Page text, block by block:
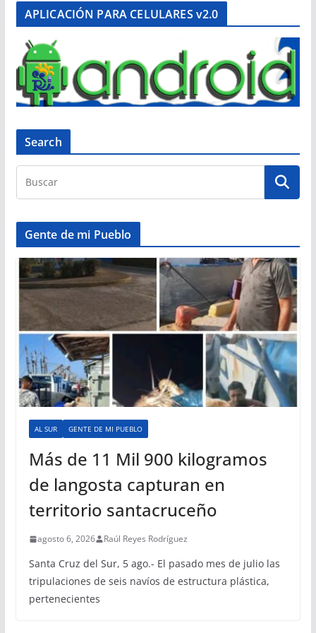
APLICACIÓN PARA CELULARES v2.0
Search
Gente de mi Pueblo
AL SUR GENTE DE MI PUEBLO
Más de 11 Mil 900 kilogramos
de langosta capturan en
territorio santacruceño
agosto 6, 2026 Raúl Reyes Rodríguez
Santa Cruz del Sur, 5 ago.- El pasado mes de julio las
tripulaciones de seis navíos de estructura plástica,
pertenecientes